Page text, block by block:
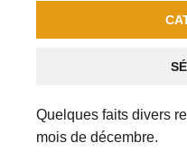
Quelques faits divers
mois de décembre.